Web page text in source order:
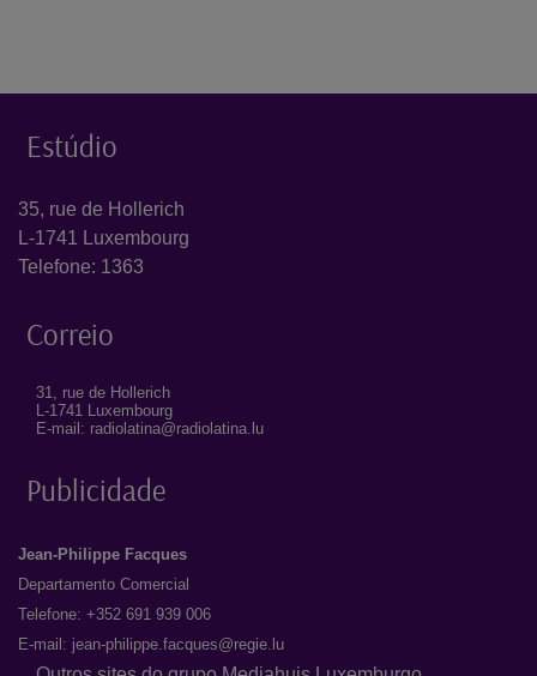
Estúdio
35, rue de Hollerich
L-1741 Luxembourg
Telefone: 1363
Correio
31, rue de Hollerich
L-1741 Luxembourg
E-mail: radiolatina@radiolatina.lu
Publicidade
Jean-Philippe Facques
Departamento Comercial
Telefone: +352 691 939 006
E-mail: jean-philippe.facques@regie.lu